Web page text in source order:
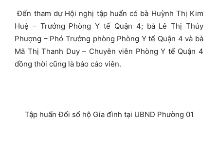
Đến tham dự Hội nghị tập huấn có bà Huỳnh Thị Kim
Huệ – Trưởng Phòng Y tế Quận 4; bà Lê Thị Thúy
Phượng – Phó Trưởng phòng Phòng Y tế Quận 4 và bà
Mã Thị Thanh Duy – Chuyên viên Phòng Y tế Quận 4
đồng thời cũng là báo cáo viên.
Tập huấn Đổi sổ hộ Gia đình tại UBND Phường 01